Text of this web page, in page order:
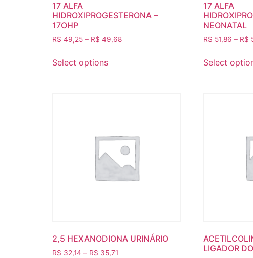
17 ALFA
HIDROXIPROGESTERONA –
17OHP
R$ 49,25 – R$ 49,68
Select options
17 ALFA
NEONATAL
R$ 51,86 – R$
Select
2,5 HEXANODIONA URINÁRIO
R$ 32,14 – R$ 35,71
LIGADOR